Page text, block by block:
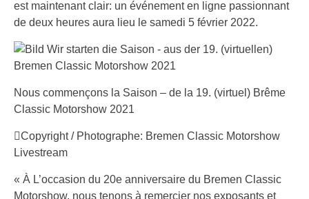
est maintenant clair: un événement en ligne passionnant
de deux heures aura lieu le samedi 5 février 2022.
Nous commençons la Saison – de la 19. (virtuel) Brême
Classic Motorshow 2021
Copyright / Photographe: Bremen Classic Motorshow
Livestream
« À L’occasion du 20e anniversaire du Bremen Classic
Motorshow, nous tenons à remercier nos exposants et